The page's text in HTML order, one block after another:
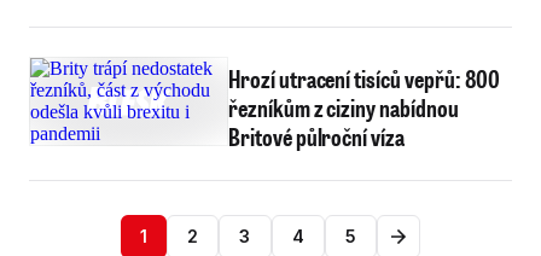
Hrozí utracení tisíců vepřů: 800
řezníkům z ciziny nabídnou
Britové půlroční víza
1 2 3 4 5